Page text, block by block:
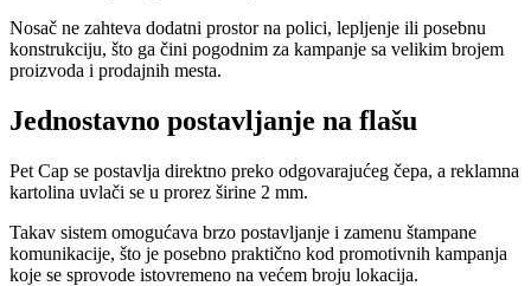
Nosač ne zahteva dodatni prostor na polici, lepljenje ili posebnu
konstrukciju, što ga čini pogodnim za kampanje sa velikim brojem
proizvoda i prodajnih mesta.
Jednostavno postavljanje na flašu
Pet Cap se postavlja direktno preko odgovarajućeg čepa, a reklamna
kartolina uvlači se u prorez širine 2 mm.
Takav sistem omogućava brzo postavljanje i zamenu štampane
komunikacije, što je posebno praktično kod promotivnih kampanja
koje se sprovode istovremeno na većem broju lokacija.